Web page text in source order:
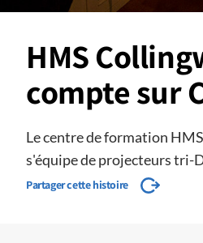
HMS
compte sur
Le centre de formation
s'équipe de projecteurs tri-
Partager cette histoire